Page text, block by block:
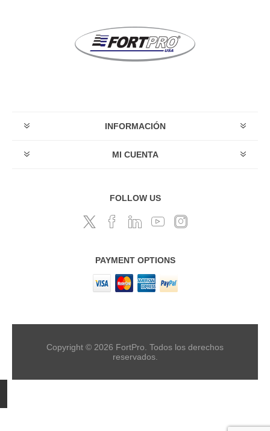
INFORMACIÓN
MI CUENTA
FOLLOW US
PAYMENT OPTIONS
Copyright © 2026 FortPro. Todos los derechos
reservados.